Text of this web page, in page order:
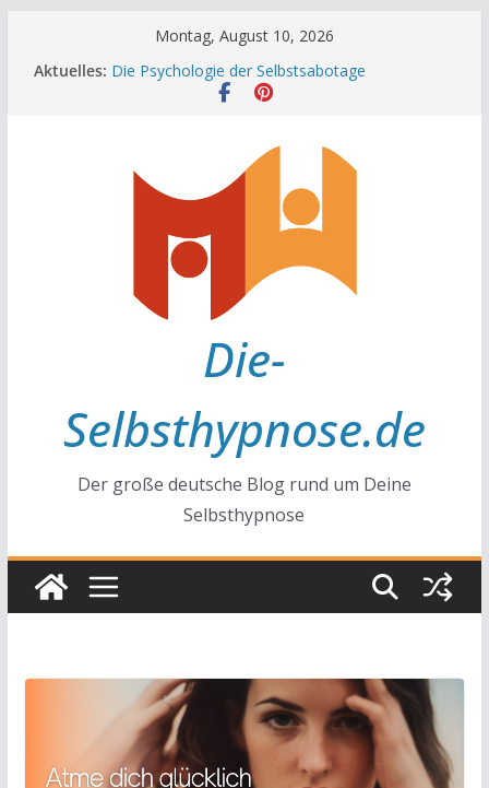
Montag, August 10, 2026
Aktuelles: Die Psychologie der Selbstsabotage
Die Wissenschaft hinter Neugier und Kreativität
Die Wissenschaft der Gewohnheiten
Achtsamkeit im Alltag
Die-
Selbsthypnose.de
Der große deutsche Blog rund um Deine
Selbsthypnose